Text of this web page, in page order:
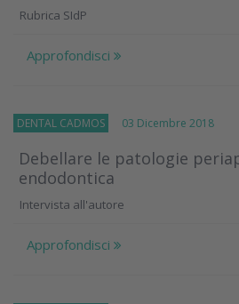
Rubrica SIdP
Approfondisci
DENTAL CADMOS 03 Dicembre 2018
Debellare le patologie
endodontica
Intervista all'autore
Approfondisci